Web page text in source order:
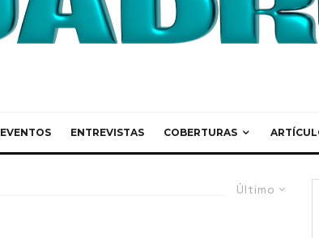
EVENTOS ENTREVISTAS COBERTURAS
Último